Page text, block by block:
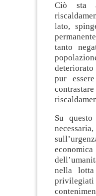
Ciò sta
lato,
tanto
deteriorato
pur
Su
nella